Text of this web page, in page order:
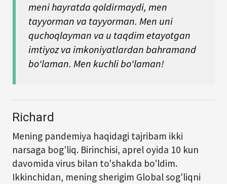
meni hayratda qoldirmaydi, men
tayyorman va tayyorman. Men uni
quchoqlayman va u taqdim etayotgan
imtiyoz va imkoniyatlardan bahramand
bo'laman. Men kuchli bo'laman!
Richard
Mening pandemiya haqidagi tajribam ikki
narsaga bog'liq. Birinchisi, aprel oyida 10 kun
davomida virus bilan to'shakda bo'ldim.
Ikkinchidan, mening sherigim Global sog'liqni